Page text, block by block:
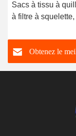
Sacs à tissu à
à filtre à
manufacturières
Obtenez le